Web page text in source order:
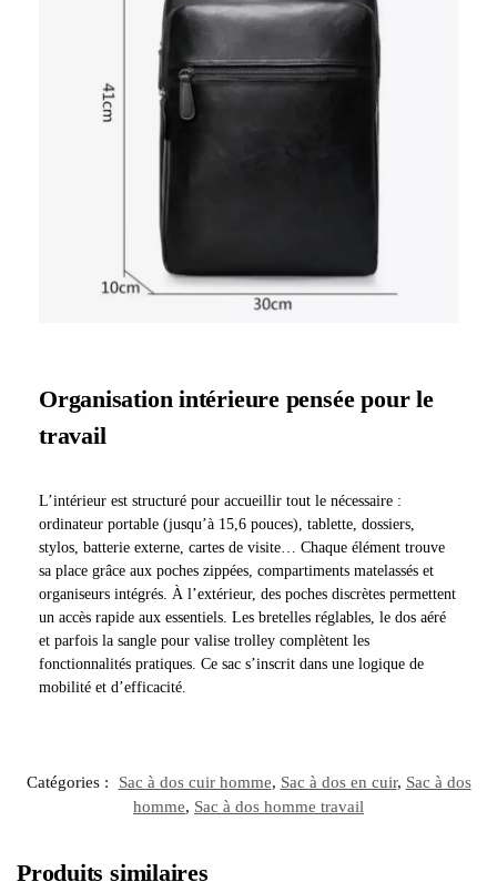
Organisation intérieure pensée pour le
travail
L’intérieur est structuré pour accueillir tout le nécessaire :
ordinateur portable (jusqu’à 15,6 pouces), tablette, dossiers,
stylos, batterie externe, cartes de visite… Chaque élément trouve
sa place grâce aux poches zippées, compartiments matelassés et
organiseurs intégrés. À l’extérieur, des poches discrètes permettent
un accès rapide aux essentiels. Les bretelles réglables, le dos aéré
et parfois la sangle pour valise trolley complètent les
fonctionnalités pratiques. Ce sac s’inscrit dans une logique de
mobilité et d’efficacité.
Catégories : Sac à dos cuir homme, Sac à dos en cuir, Sac à dos
homme, Sac à dos homme travail
Produits similaires